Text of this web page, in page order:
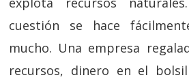
cuestión se hace
mucho. Una empresa
recursos, dinero en el